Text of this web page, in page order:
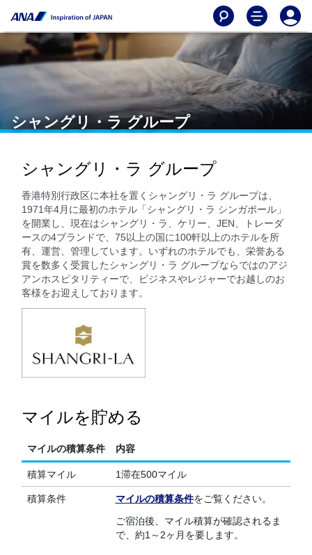
シャングリ・ラ グループ
シャングリ・ラ グループ
香港特別行政区に本社を置くシャングリ・ラ グループは、
1971年4月に最初のホテル「シャングリ・ラ シンガポール」
を開業し、現在はシャングリ・ラ、ケリー、JEN、トレーダ
ースの4ブランドで、75以上の国に100軒以上のホテルを所
有、運営、管理しています。いずれのホテルでも、栄誉ある
賞を数多く受賞したシャングリ・ラ グループならではのアジ
アンホスピタリティーで、ビジネスやレジャーでお越しのお
客様をお迎えしております。
マイルを貯める
マイルの積算条件 内容
積算マイル 1滞在500マイル
積算条件 マイルの積算条件をご覧ください。
ご宿泊後、マイル積算が確認されるま
で、約1～2ヶ月を要します。